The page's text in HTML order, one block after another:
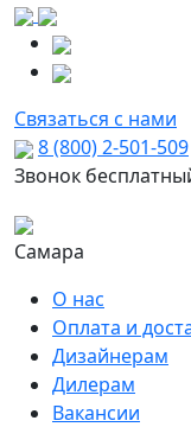
Связаться с нами
8 (800) 2-501-509
Звонок
Самара
О нас
Оплата и
Дизайнерам
Дилерам
Вакансии